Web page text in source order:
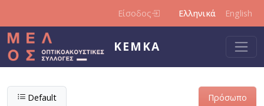
Είσοδος Ελληνικά English
ΚΕΜΚΑ
Default Πρόσωπο